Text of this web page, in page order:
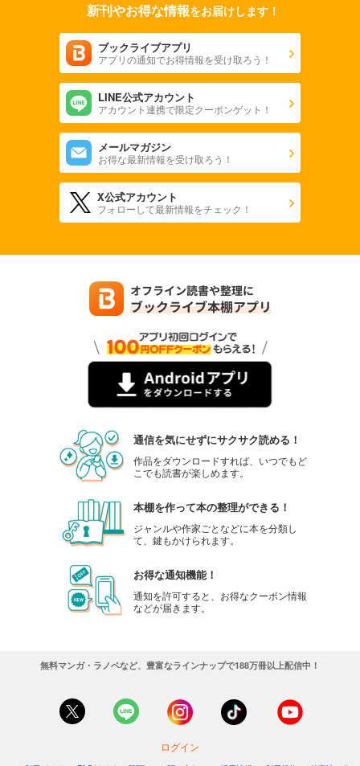
新刊やお得な情報をお届けします！
ブックライブアプリ
アプリの通知でお得情報を受け取ろう！
LINE公式アカウント
アカウント連携で限定クーポンゲット！
メールマガジン
お得な最新情報を受け取ろう！
X公式アカウント
フォローして最新情報をチェック！
通信を気にせずにサクサク読める！
作品をダウンロードすれば、いつでもど
こでも読書が楽しめます。
本棚を作って本の整理ができる！
ジャンルや作家ごとなどに本を分類し
て、鍵もかけられます。
お得な通知機能！
通知を許可すると、お得なクーポン情報
などが届きます。
無料マンガ・ラノベなど、豊富なラインナップで188万冊以上配信中！
ログイン